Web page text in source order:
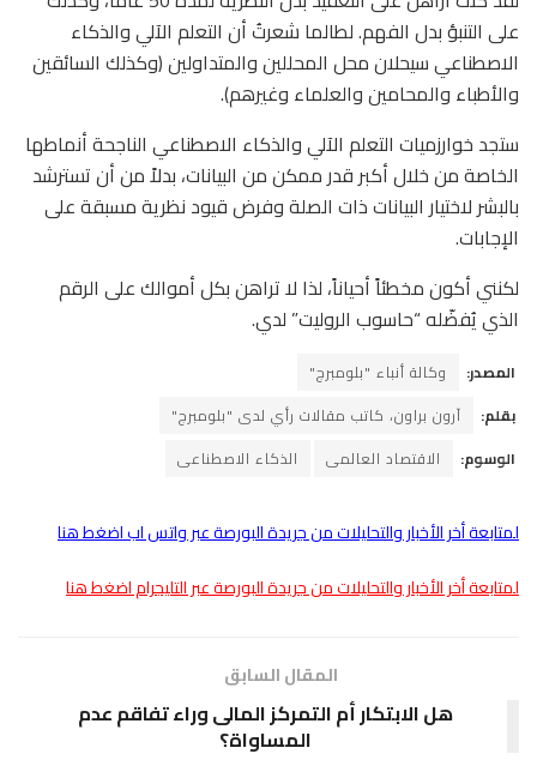
على التنبؤ بدل الفهم. لطالما شعرتُ أن التعلم الآلي والذكاء
الاصطناعي سيحلان محل المحللين والمتداولين (وكذلك السائقين
والأطباء والمحامين والعلماء وغيرهم).
ستجد خوارزميات التعلم الآلي والذكاء الاصطناعي الناجحة أنماطها
الخاصة من خلال أكبر قدر ممكن من البيانات، بدلاً من أن تسترشد
بالبشر لاختيار البيانات ذات الصلة وفرض قيود نظرية مسبقة على
الإجابات.
لكنني أكون مخطئاً أحياناً، لذا لا تراهن بكل أموالك على الرقم
الذي يُفضّله “حاسوب الروليت” لدي.
المصدر:
وكالة أنباء "بلومبرج"
بقلم:
آرون براون، كاتب مقالات رأي لدى "بلومبرج"
الوسوم:
الاقتصاد العالمى الذكاء الاصطناعى
لمتابعة أخر الأخبار والتحليلات من جريدة البورصة عبر واتس اب اضغط هنا
لمتابعة أخر الأخبار والتحليلات من جريدة البورصة عبر التليجرام اضغط هنا
المقال السابق
هل الابتكار أم التمركز المالى وراء تفاقم عدم
المساواة؟